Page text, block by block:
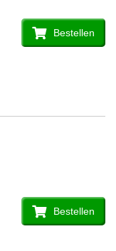
Bestellen
Bestellen